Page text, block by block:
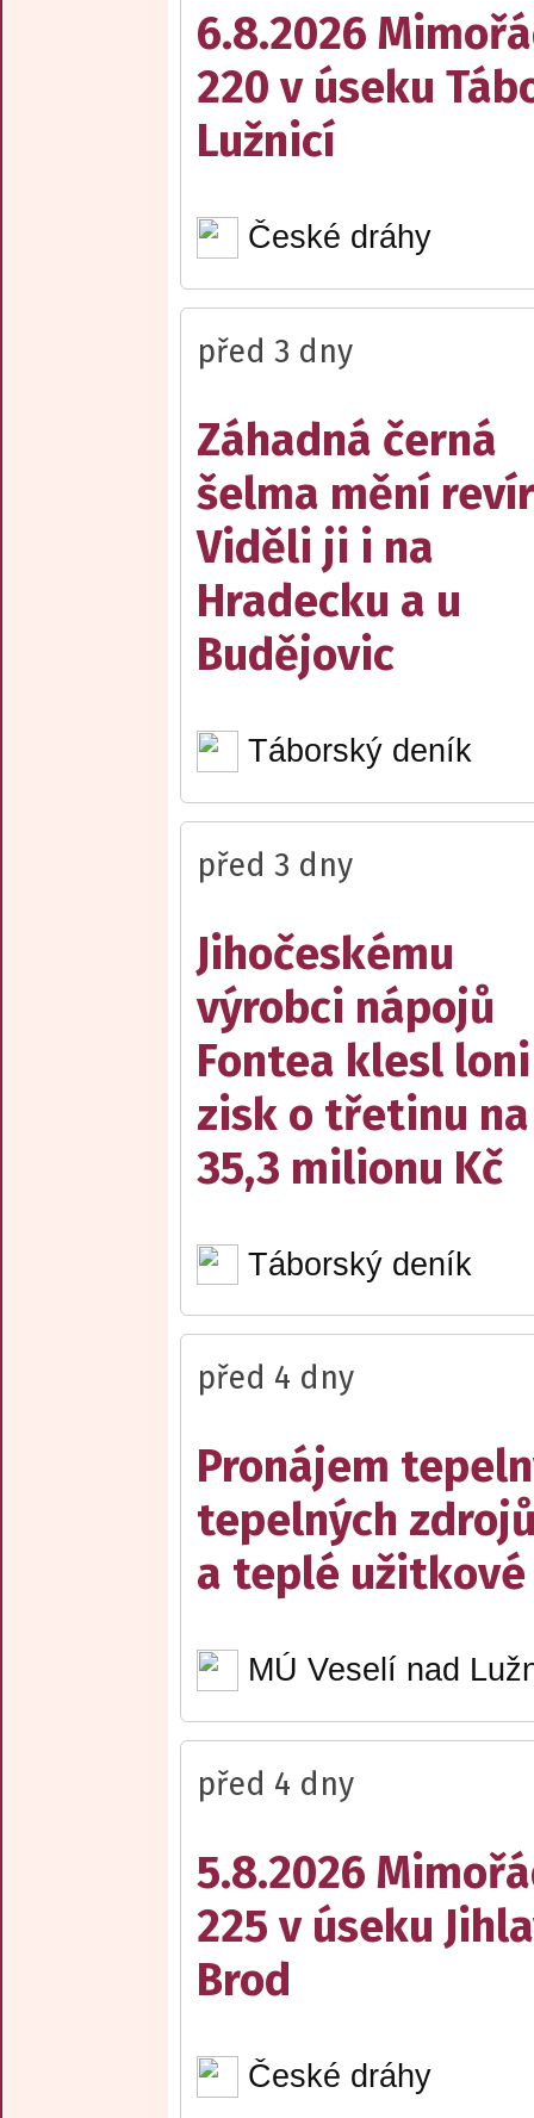
6.8.2026
220 v úseku
Lužnicí
České dráhy
před 3 dny
Záhadná černá
šelma mění
Viděli ji i na
Hradecku a u
Budějovic
Táborský deník
před 3 dny
Jihočeskému
výrobci nápojů
Fontea klesl loni
zisk o třetinu na
35,3 milionu Kč
Táborský deník
před 4 dny
Pronájem
tepelných
a teplé užitkové
MÚ Veselí nad
před 4 dny
5.8.2026
225 v úseku
Brod
České dráhy